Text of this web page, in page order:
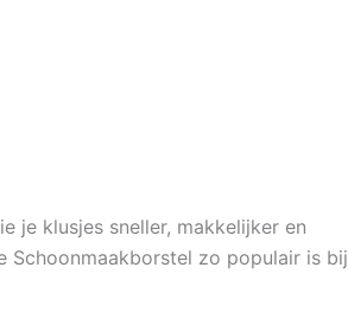
je klusjes sneller, makkelijker en
Schoonmaakborstel zo populair is bij